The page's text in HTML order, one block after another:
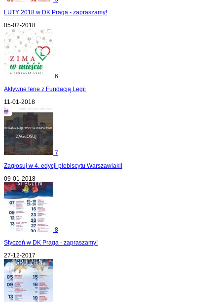
LUTY 2018 w DK Praga - zapraszamy!
05-02-2018
6
Aktywne ferie z Fundacją Legii
11-01-2018
7
Zagłosuj w 4. edycji plebiscytu Warszawiaki!
09-01-2018
8
Styczeń w DK Praga - zapraszamy!
27-12-2017